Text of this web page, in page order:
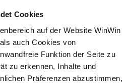
Cookies
auf der Website WinWin
auch Cookies von
Funktion der Seite zu
zu erkennen, Inhalte und
Präferenzen abzustimmen,
Punktzahl: 6